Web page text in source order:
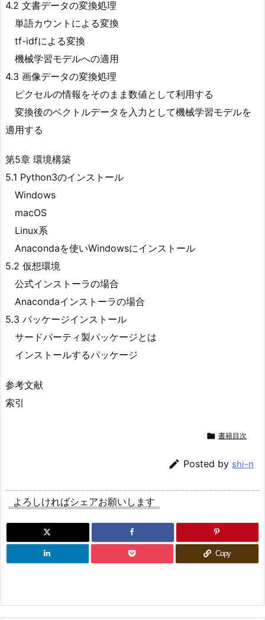
4.2 文書データの変換処理
単語カウントによる変換
tf-idfによる変換
機械学習モデルへの適用
4.3 画像データの変換処理
ピクセルの情報をそのまま数値として利用する
変換後のベクトルデータを入力として機械学習モデルを
適用する
第5章 環境構築
5.1 Python3のインストール
Windows
macOS
Linux系
Anacondaを使いWindowsにインストール
5.2 仮想環境
公式インストーラの場合
Anacondaインストーラの場合
5.3 パッケージインストール
サードパーティ製パッケージとは
インストールするパッケージ
参考文献
索引
 書籍目次
 Posted by shi-n
よろしければシェアお願いします
Copy